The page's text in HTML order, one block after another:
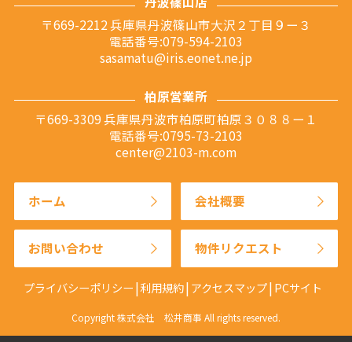
〒669-2212 兵庫県丹波篠山市大沢２丁目９ー３
電話番号:079-594-2103
sasamatu@iris.eonet.ne.jp
柏原営業所
〒669-3309 兵庫県丹波市柏原町柏原３０８８ー１
電話番号:0795-73-2103
center@2103-m.com
ホーム 会社概要
お問い合わせ 物件リクエスト
プライバシーポリシー 利用規約 アクセスマップ PCサイト
Copyright 株式会社 松井商事 All rights reserved.